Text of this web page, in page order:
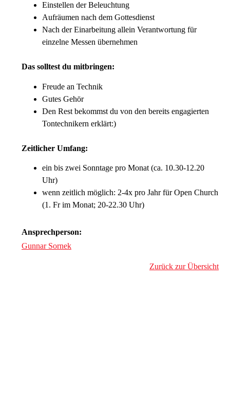
Einstellen der Beleuchtung
Aufräumen nach dem Gottesdienst
Nach der Einarbeitung allein Verantwortung für
einzelne Messen übernehmen
Das solltest du mitbringen:
Freude an Technik
Gutes Gehör
Den Rest bekommst du von den bereits engagierten
Tontechnikern erklärt:)
Zeitlicher Umfang:
ein bis zwei Sonntage pro Monat (ca. 10.30-12.20
Uhr)
wenn zeitlich möglich: 2-4x pro Jahr für Open Church
(1. Fr im Monat; 20-22.30 Uhr)
Ansprechperson:
Gunnar Sornek
Zurück zur Übersicht